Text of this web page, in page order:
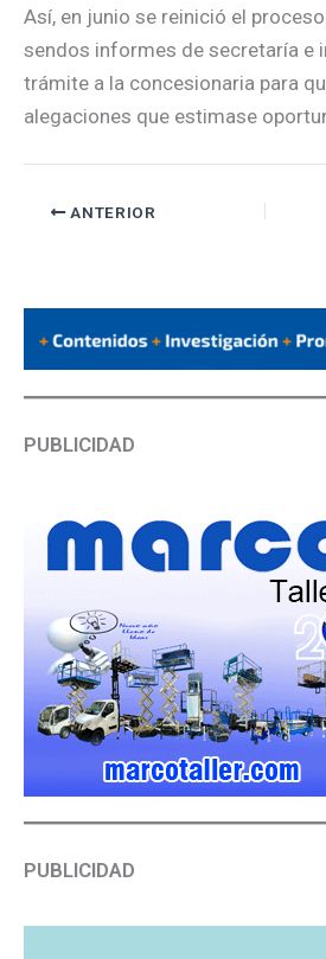
Así, en junio se reinició el
sendos informes de secretaría e
trámite a la concesionaria para
alegaciones que estimase
ANTERIOR
PUBLICIDAD
PUBLICIDAD